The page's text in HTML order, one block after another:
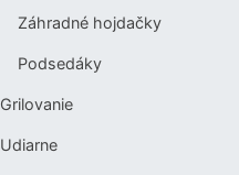
Záhradné hojdačky
Podsedáky
Grilovanie
Udiarne